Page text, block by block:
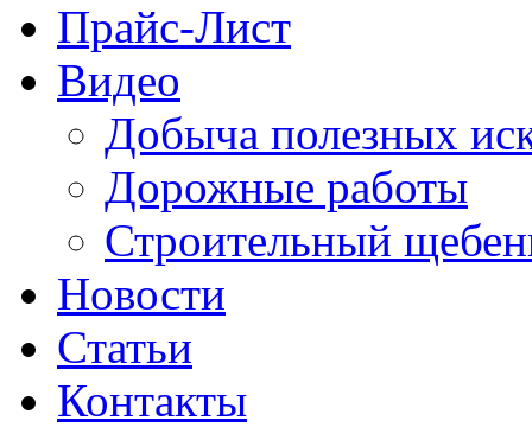
Прайс-Лист
Видео
Добыча полезных
Дорожные работы
Строительный
Новости
Статьи
Контакты